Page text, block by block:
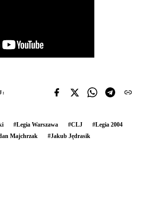
#Legia Warszawa #CLJ #Legia 2004
Majchrzak #Jakub Jędrasik